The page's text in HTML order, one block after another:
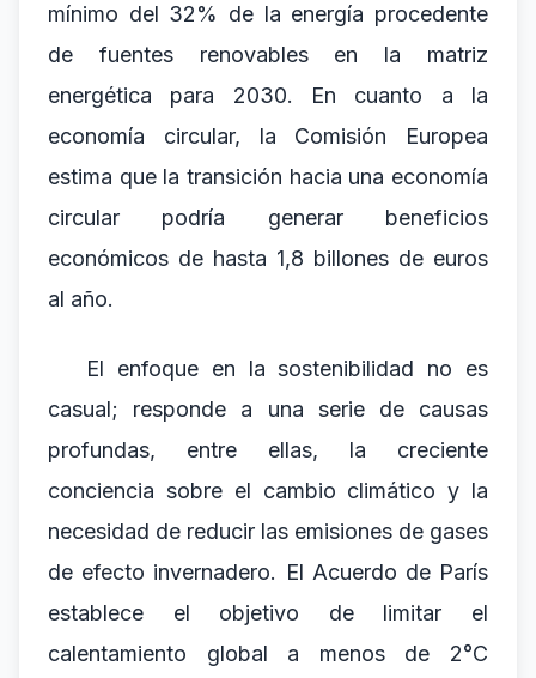
mínimo del 32% de la energía procedente
de fuentes renovables en la matriz
energética para 2030. En cuanto a la
economía circular, la Comisión Europea
estima que la transición hacia una economía
circular podría generar beneficios
económicos de hasta 1,8 billones de euros
al año.
El enfoque en la sostenibilidad no es
casual; responde a una serie de causas
profundas, entre ellas, la creciente
conciencia sobre el cambio climático y la
necesidad de reducir las emisiones de gases
de efecto invernadero. El Acuerdo de París
establece el objetivo de limitar el
calentamiento global a menos de 2°C